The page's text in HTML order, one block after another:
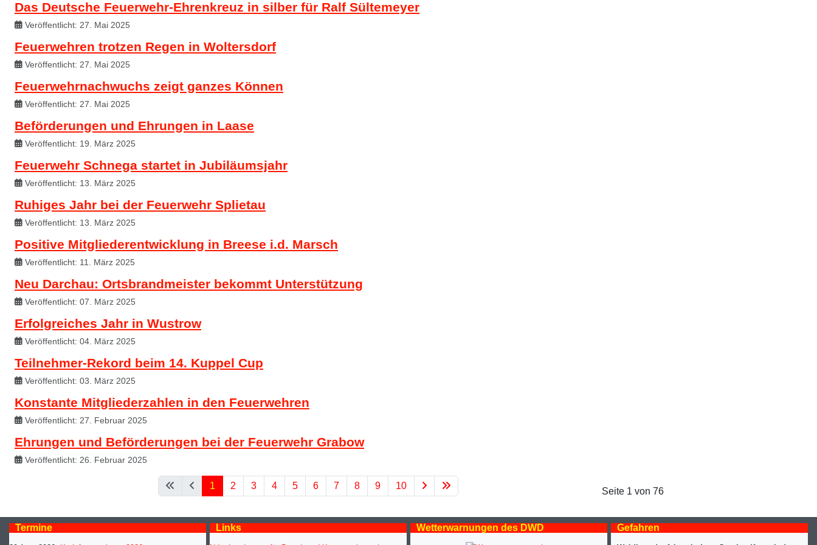
Das Deutsche Feuerwehr-Ehrenkreuz in silber für Ralf Sültemeyer
Veröffentlicht: 27. Mai 2025
Feuerwehren trotzen Regen in Woltersdorf
Veröffentlicht: 27. Mai 2025
Feuerwehrnachwuchs zeigt ganzes Können
Veröffentlicht: 27. Mai 2025
Beförderungen und Ehrungen in Laase
Veröffentlicht: 19. März 2025
Feuerwehr Schnega startet in Jubiläumsjahr
Veröffentlicht: 13. März 2025
Ruhiges Jahr bei der Feuerwehr Splietau
Veröffentlicht: 13. März 2025
Positive Mitgliederentwicklung in Breese i.d. Marsch
Veröffentlicht: 11. März 2025
Neu Darchau: Ortsbrandmeister bekommt Unterstützung
Veröffentlicht: 07. März 2025
Erfolgreiches Jahr in Wustrow
Veröffentlicht: 04. März 2025
Teilnehmer-Rekord beim 14. Kuppel Cup
Veröffentlicht: 03. März 2025
Konstante Mitgliederzahlen in den Feuerwehren
Veröffentlicht: 27. Februar 2025
Ehrungen und Beförderungen bei der Feuerwehr Grabow
Veröffentlicht: 26. Februar 2025
Seite 1 von 76
1 2 3 4 5 6 7 8 9 10
Termine Links Wetterwarnungen des DWD Gefahren